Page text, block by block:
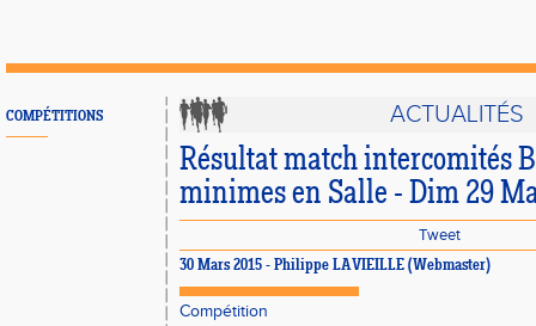
COMPÉTITIONS ACTUALITÉS
Résultat match intercomités
minimes en Salle - Dim 29
Tweet
30 Mars 2015 - Philippe LAVIEILLE (Webmaster)
Compétition